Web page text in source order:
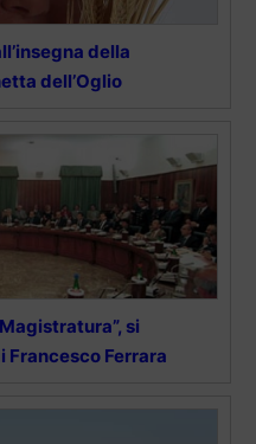
della
dell’Oglio
si
Francesco Ferrara